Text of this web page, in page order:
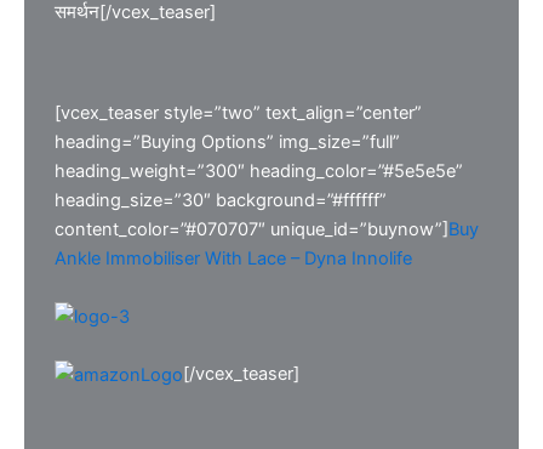
समर्थन[/vcex_teaser]
[vcex_teaser style=”two” text_align=”center”
heading=”Buying Options” img_size=”full”
heading_weight=”300″ heading_color=”#5e5e5e”
heading_size=”30″ background=”#ffffff”
content_color=”#070707″ unique_id=”buynow”]Buy
Ankle Immobiliser With Lace – Dyna Innolife
[/vcex_teaser]